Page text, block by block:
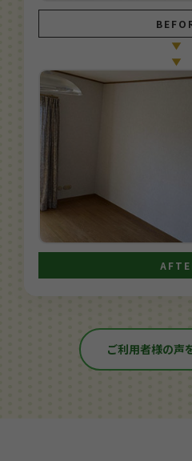
ご利用者様の声